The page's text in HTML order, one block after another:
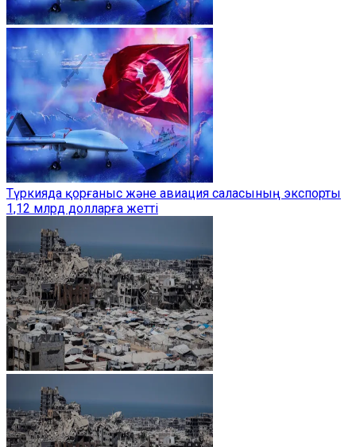
Түркияда қорғаныс және авиация саласының экспорты
1,12 млрд долларға жетті